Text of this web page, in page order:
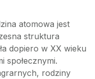
atomowa jest
struktura
dopiero w XX wieku
społecznymi.
rodziny